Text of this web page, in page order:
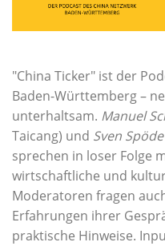
"China Ticker" ist der
Baden-Württemberg –
unterhaltsam. Manuel
Taicang) und Sven Spöde
sprechen in loser Folge
wirtschaftliche und
Moderatoren fragen
Erfahrungen ihrer
praktische Hinweise.